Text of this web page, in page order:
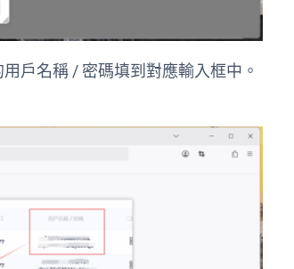
戶名稱 / 密碼填到對應輸入框中。